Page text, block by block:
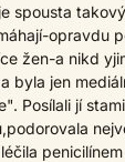
spousta
opravdu
žen-a nikd
byla jen
Posílali jí